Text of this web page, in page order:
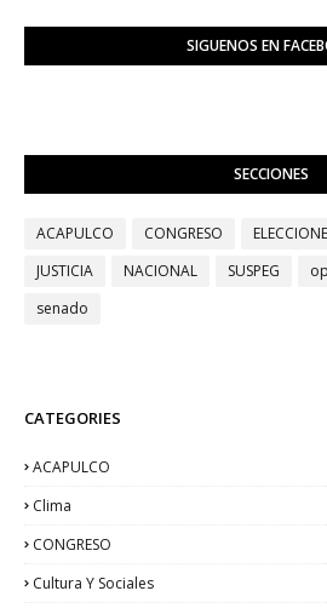
SIGUENOS EN
SECCIONES
ACAPULCO CONGRESO
JUSTICIA
NACIONAL SUSPEG
senado
CATEGORIES
ACAPULCO
Clima
CONGRESO
Cultura Y Sociales